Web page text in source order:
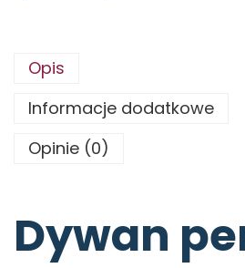
Opis
Informacje dodatkowe
Opinie (0)
Dywan